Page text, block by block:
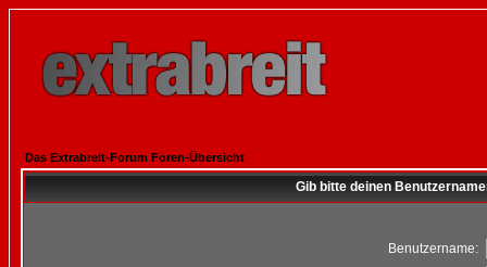
Das Extrabreit-Forum Foren-Übersicht
Gib bitte deinen
Benutzername: